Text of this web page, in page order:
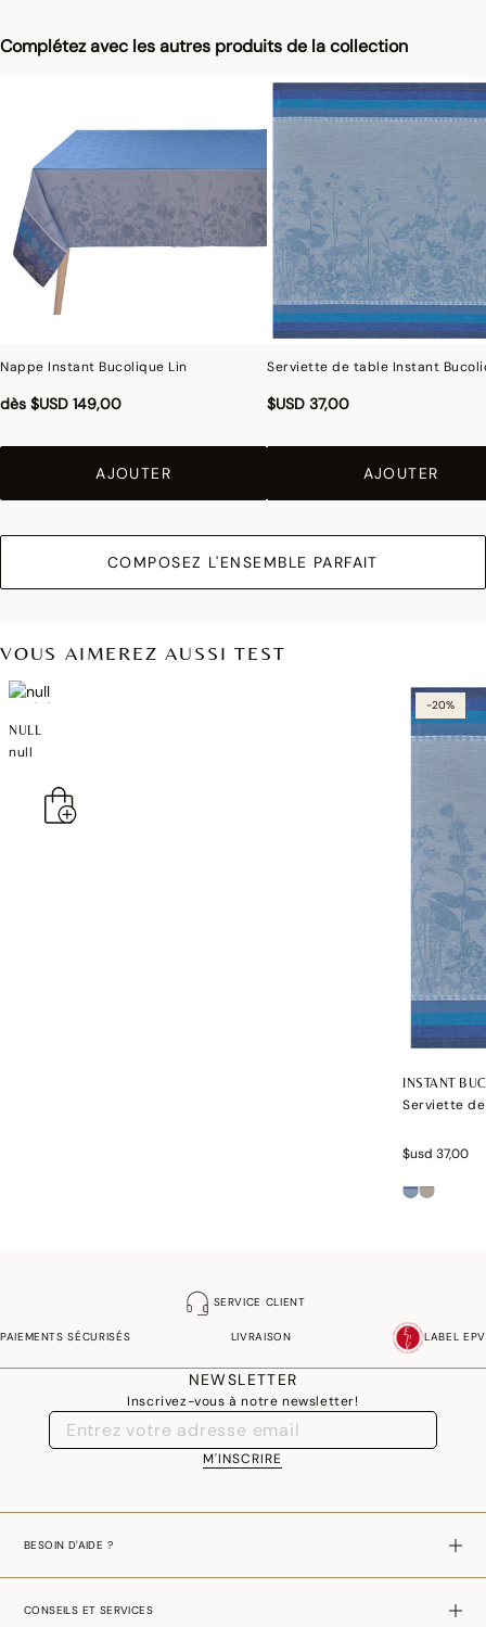
Complétez avec les autres produits de la collection
Nappe Instant Bucolique Lin
dès $USD 149,00
AJOUTER
Serviette de table Instant
$USD 37,00
AJOUTER
COMPOSEZ L'ENSEMBLE PARFAIT
VOUS AIMEREZ AUSSI TEST
NULL
null
-20%
INSTANT
Serviette
$usd 37,00
SERVICE CLIENT
PAIEMENTS SÉCURISÉS LIVRAISON LABEL EPV
NEWSLETTER
Inscrivez-vous à notre newsletter!
M'INSCRIRE
BESOIN D'AIDE ?
CONSEILS ET SERVICES